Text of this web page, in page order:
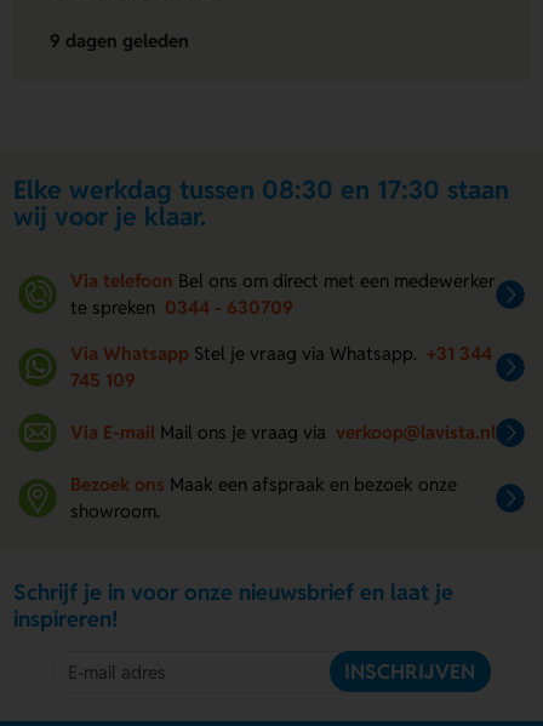
9 dagen geleden
Elke werkdag tussen 08:30 en 17:30 staan
wij voor je klaar.
Via telefoon Bel ons om direct met een medewerker
te spreken 0344 - 630709
Via Whatsapp Stel je vraag via Whatsapp. +31 344
745 109
Via E-mail Mail ons je vraag via verkoop@lavista.nl
Bezoek ons Maak een afspraak en bezoek onze
showroom.
Schrijf je in voor onze nieuwsbrief en laat je
inspireren!
INSCHRIJVEN